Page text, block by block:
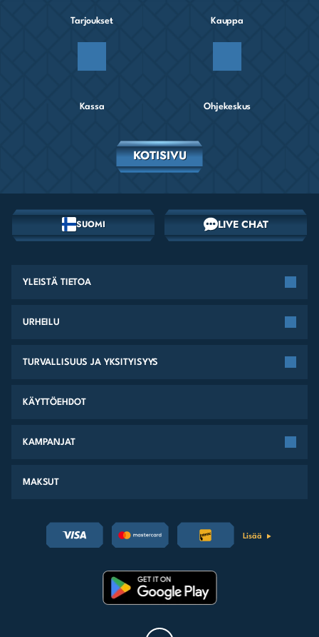
Tarjoukset Kauppa
Kassa Ohjekeskus
KOTISIVU
SUOMI LIVE CHAT
YLEISTÄ TIETOA
URHEILU
TURVALLISUUS JA YKSITYISYYS
KÄYTTÖEHDOT
KAMPANJAT
MAKSUT
Lisää